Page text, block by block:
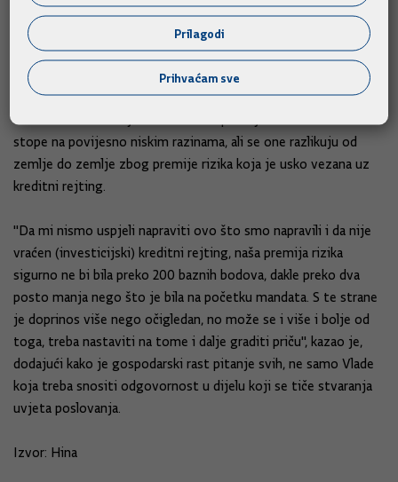
faktorima proizvodnje, naglasio je.
Upitan smatra li neuspjehom Vlade činjenicu da Hrvatska, ni uz
povoljno okruženje, nije imala previše kvartala u kojima su
stope rasta bile više od tri posto, Marić je rekao kako su
okolnosti na financijskim tržištima povoljne i kamatne su
stope na povijesno niskim razinama, ali se one razlikuju od
zemlje do zemlje zbog premije rizika koja je usko vezana uz
kreditni rejting.
"Da mi nismo uspjeli napraviti ovo što smo napravili i da nije
vraćen (investicijski) kreditni rejting, naša premija rizika
sigurno ne bi bila preko 200 baznih bodova, dakle preko dva
posto manja nego što je bila na početku mandata. S te strane
je doprinos više nego očigledan, no može se i više i bolje od
toga, treba nastaviti na tome i dalje graditi priču", kazao je,
dodajući kako je gospodarski rast pitanje svih, ne samo Vlade
koja treba snositi odgovornost u dijelu koji se tiče stvaranja
uvjeta poslovanja.
Izvor: Hina
Prilagodi
Prihvaćam sve